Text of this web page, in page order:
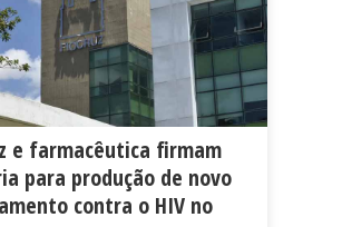
e farmacêutica firmam
para produção de novo
contra o HIV no